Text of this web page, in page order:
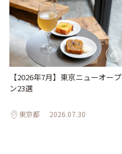
【2026年7月】東京ニューオープ
ン23選
東京都 2026.07.30